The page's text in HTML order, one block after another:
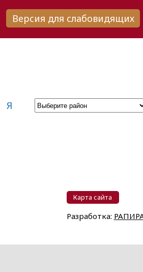
Версия для слабовидящих
Я
Карта сайта
Разработка: